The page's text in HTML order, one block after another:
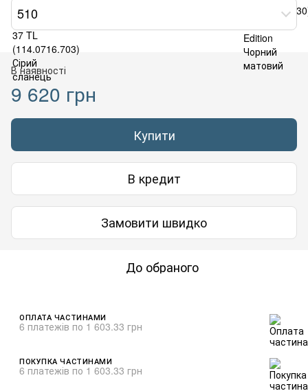
510
В наявності
9 620 грн
Купити
В кредит
Замовити швидко
До обраного
ОПЛАТА ЧАСТИНАМИ
6 платежів по 1 603.33 грн
ПОКУПКА ЧАСТИНАМИ
6 платежів по 1 603.33 грн